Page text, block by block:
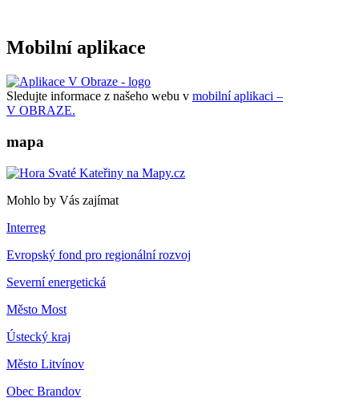
Mobilní aplikace
Sledujte informace z našeho webu v mobilní aplikaci –
V OBRAZE.
mapa
Mohlo by Vás zajímat
Interreg
Evropský fond pro regionální rozvoj
Severní energetická
Město Most
Ústecký kraj
Město Litvínov
Obec Brandov